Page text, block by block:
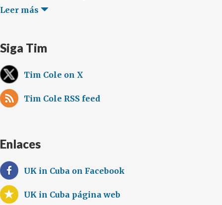
Leer más
Siga Tim
Tim Cole on X
Tim Cole RSS feed
Enlaces
UK in Cuba on Facebook
UK in Cuba página web